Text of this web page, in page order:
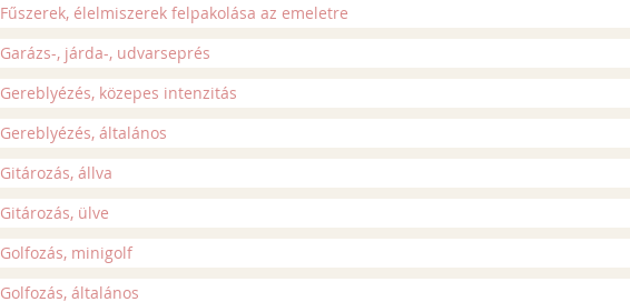
Fűszerek, élelmiszerek felpakolása az emeletre
Garázs-, járda-, udvarseprés
Gereblyézés, közepes intenzitás
Gereblyézés, általános
Gitározás, állva
Gitározás, ülve
Golfozás, minigolf
Golfozás, általános